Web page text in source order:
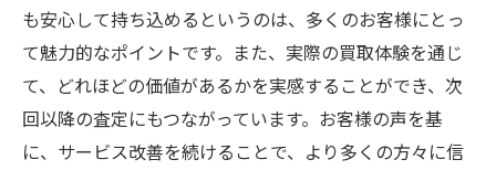
も安心して持ち込めるというのは、多くのお客様にとっ
て魅力的なポイントです。また、実際の買取体験を通じ
て、どれほどの価値があるかを実感することができ、次
回以降の査定にもつながっています。お客様の声を基
に、サービス改善を続けることで、より多くの方々に信